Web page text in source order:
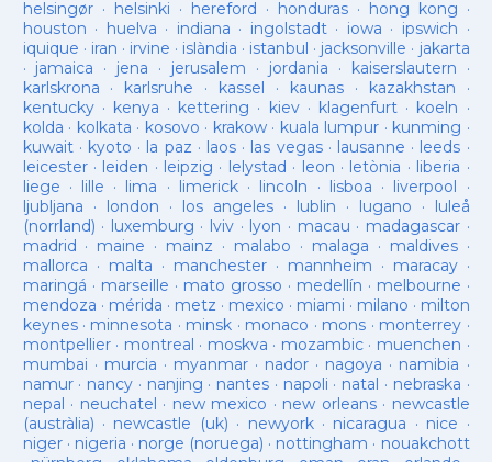
helsingør· helsinki · hereford · honduras· hong kong ·
houston · huelva · indiana · ingolstadt· iowa · ipswich ·
iquique · iran · irvine · islàndia · istanbul · jacksonville · jakarta
· jamaica · jena · jerusalem · jordania · kaiserslautern ·
karlskrona · karlsruhe · kassel · kaunas· kazakhstan ·
kentucky· kenya · kettering · kiev· klagenfurt · koeln ·
kolda · kolkata · kosovo · krakow· kuala lumpur · kunming ·
kuwait· kyoto · la paz · laos· las vegas· lausanne · leeds ·
leicester· leiden · leipzig · lelystad · leon · letònia · liberia ·
liege · lille · lima · limerick· lincoln · lisboa · liverpool ·
ljubljana · london · los angeles· lublin · lugano · luleå
(norrland) · luxemburg · lviv · lyon · macau · madagascar·
madrid · maine · mainz · malabo · malaga · maldives·
mallorca · malta · manchester· mannheim · maracay·
maringá · marseille · mato grosso · medellín · melbourne ·
mendoza · mérida · metz · mexico · miami · milano · milton
keynes· minnesota · minsk · monaco · mons · monterrey ·
montpellier· montreal · moskva · mozambic· muenchen ·
mumbai · murcia · myanmar· nador · nagoya · namibia ·
namur· nancy · nanjing · nantes · napoli · natal · nebraska ·
nepal · neuchatel · new mexico · new orleans· newcastle
(austràlia) · newcastle (uk) · newyork· nicaragua · nice ·
niger· nigeria · norge (noruega) · nottingham · nouakchott